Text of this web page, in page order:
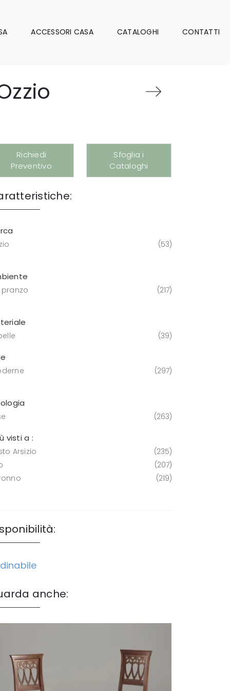
ACCESSORI CASA CATALOGHI CONTATTI
Richiedi
Preventivo
Sfoglia i
Cataloghi
53
217
39
297
263
visti a :
Arsizio
235
207
219
anche: